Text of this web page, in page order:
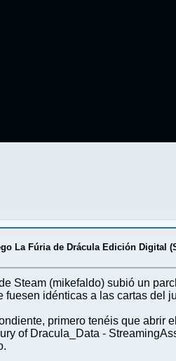
La Fúria de Drácula Edición Digital
Steam (mikefaldo) subió un
idénticas a las cartas del
primero tenéis que abrir
of Dracula_Data -